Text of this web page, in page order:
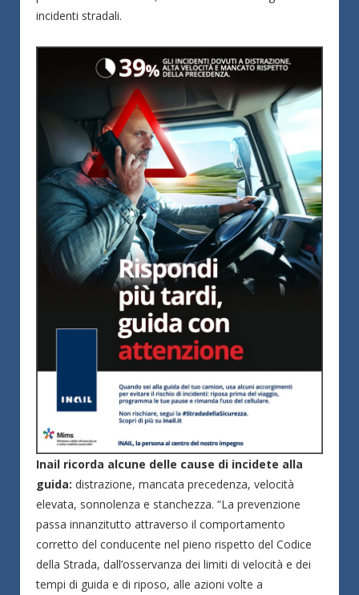
incidenti stradali.
Inail ricorda alcune delle cause di incidete alla
guida: distrazione, mancata precedenza, velocità
elevata, sonnolenza e stanchezza. “La prevenzione
passa innanzitutto attraverso il comportamento
corretto del conducente nel pieno rispetto del Codice
della Strada, dall’osservanza dei limiti di velocità e dei
tempi di guida e di riposo, alle azioni volte a